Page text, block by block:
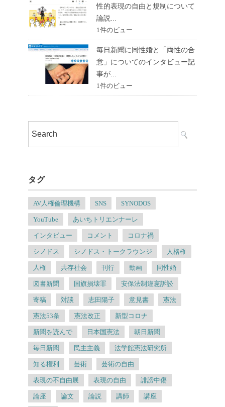
性的表現の自由と規制について
論説...
1件のビュー
毎日新聞に同性婚と「両性の合
意」についてのインタビュー記
事が...
1件のビュー
タグ
AV人権倫理機構 SNS SYNODOS
YouTube あいちトリエンナーレ
インタビュー コメント コロナ禍
シノドス シノドス・トークラウンジ 人格権
人権 共存社会 刊行 動画 同性婚
図書新聞 国旗損壊罪 安保法制違憲訴訟
寄稿 対談 志田陽子 意見書 憲法
憲法53条 憲法改正 新型コロナ
新聞を読んで 日本国憲法 朝日新聞
毎日新聞 民主主義 法学館憲法研究所
知る権利 芸術 芸術の自由
表現の不自由展 表現の自由 誹謗中傷
論座 論文 論説 講師 講座